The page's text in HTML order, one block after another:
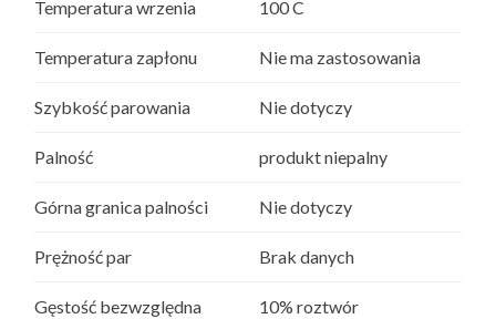
Temperatura wrzenia 100 C
Temperatura zapłonu Nie ma zastosowania
Szybkość parowania Nie dotyczy
Palność produkt niepalny
Górna granica palności Nie dotyczy
Prężność par Brak danych
Gęstość bezwzględna
10% roztwór